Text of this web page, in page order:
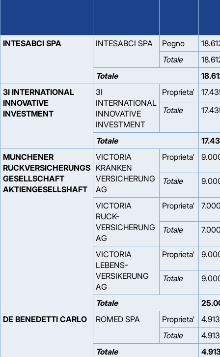
INTESABCI SPA INTESABCI SPA Pegno
Totale
Totale
3I INTERNATIONAL
INNOVATIVE
INVESTMENT
3I
INTERNATIONAL
INNOVATIVE
INVESTMENT
Proprieta'
Totale
Totale
MUNCHENER
RUCKVERSICHERUNGS
GESELLSCHAFT
AKTIENGESELLSHAFT
VICTORIA
KRANKEN
VERSICHERUNG
AG
Proprieta'
Totale
VICTORIA
RUCK-
VERSICHERUNG
AG
Proprieta'
Totale
VICTORIA
LEBENS-
VERSIKERUNG
AG
Proprieta'
Totale
Totale
DE BENEDETTI CARLO
ROMED SPA Proprieta'
4.913
Totale
4.913
Totale